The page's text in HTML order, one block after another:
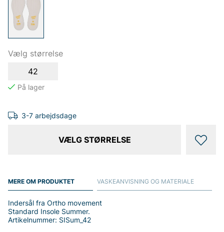
Vælg størrelse
42
3-7 arbejdsdage
VÆLG STØRRELSE
MERE OM PRODUKTET
Indersål fra Ortho movement
Standard Insole Summer.
Artikelnummer: SISum_42
VASKEANVISNING OG MATERIALE